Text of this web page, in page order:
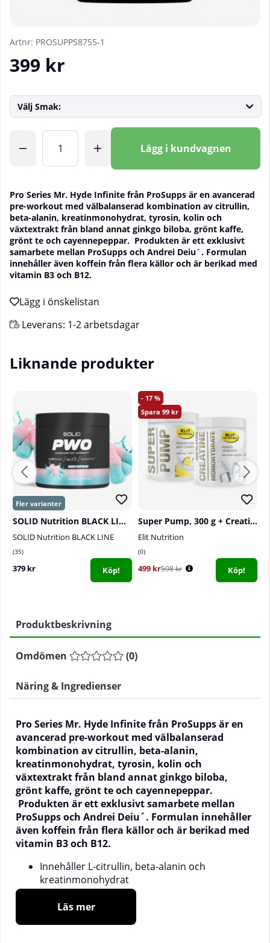
Artnr: PROSUPPS8755-1
399 kr
Välj Smak:
Lägg i kundvagnen
Pro Series Mr. Hyde Infinite från ProSupps är en avancerad
pre-workout med välbalanserad kombination av citrullin,
beta-alanin, kreatinmonohydrat, tyrosin, kolin och
växtextrakt från bland annat ginkgo biloba, grönt kaffe,
grönt te och cayennepeppar. Produkten är ett exklusivt
samarbete mellan ProSupps och Andrei Deiu´. Formulan
innehåller även koffein från flera källor och är berikad med
vitamin B3 och B12.
Leverans: 1-2 arbetsdagar
Liknande produkter
SOLID Nutrition BLACK LINE PWO, 400 g
SOLID Nutrition BLACK LINE
35
379 kr Köp!
17
99
Super Pump, 300 g + Creatine Monohydrate, 300 g
Elit Nutrition
0
499 kr598 kr Köp!
Produktbeskrivning
Omdömen (0)
Näring & Ingredienser
Pro Series Mr. Hyde Infinite från ProSupps är en
avancerad pre-workout med välbalanserad
kombination av citrullin, beta-alanin,
kreatinmonohydrat, tyrosin, kolin och
växtextrakt från bland annat ginkgo biloba,
grönt kaffe, grönt te och cayennepeppar.
Produkten är ett exklusivt samarbete mellan
ProSupps och Andrei Deiu´. Formulan innehåller
även koffein från flera källor och är berikad med
vitamin B3 och B12.
Innehåller L-citrullin, beta-alanin och
kreatinmonohydrat
Med växtextrakt från ginkgo biloba, grönt te
och cayennepeppar
Berikad med vitamin B3 och B12
Läs mer